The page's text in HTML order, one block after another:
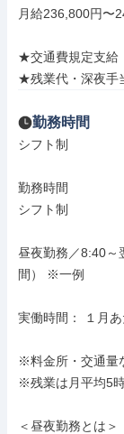
月給236,800円〜
★交通費規定支給
★残業代・深夜手
勤務時間
シフト制
勤務時間
シフト制
昼夜勤務／8:40～
間） ※一例
実働時間： １月
※料金所・交通量
※残業は月平均5
＜昼夜勤務とは＞